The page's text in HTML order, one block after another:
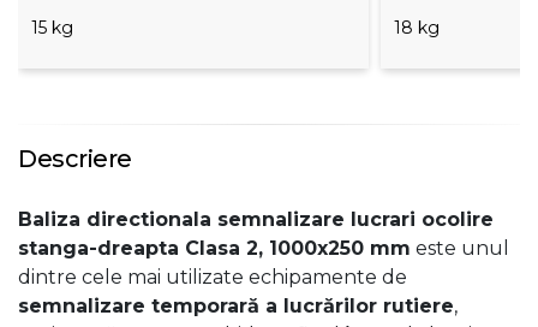
15 kg
18 kg
Descriere
Baliza directionala semnalizare lucrari ocolire
stanga-dreapta Clasa 2, 1000x250 mm este unul
dintre cele mai utilizate echipamente de
semnalizare temporară a lucrărilor rutiere,